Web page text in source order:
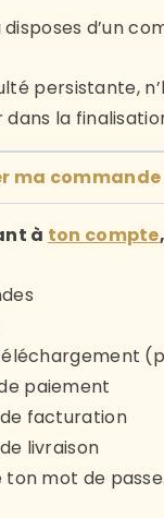
disposes d’un
persistante,
la
ma
à ton compte
paiement
facturation
livraison
ton mot de passe.